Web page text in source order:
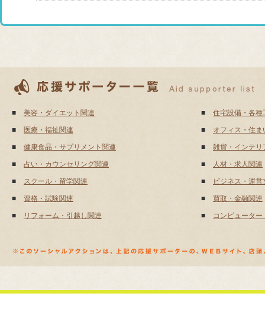
美容・ダイエット関連
■
医療・福祉関連
■
健康食品・サプリメント関連
■
占い・カウンセリング関連
■
スクール・留学関連
■
資格・試験関連
■
リフォーム・引越し関連
■
住宅設備・各種
■
オフィス・住ま
■
雑貨・インテリ
■
人材・求人関連
■
ビジネス・運営
■
買取・金融関連
■
コンピュータ
■